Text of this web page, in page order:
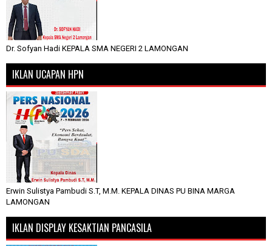
Dr. Sofyan Hadi KEPALA SMA NEGERI 2 LAMONGAN
IKLAN UCAPAN HPN
Erwin Sulistya Pambudi S.T, M.M. KEPALA DINAS PU BINA MARGA
LAMONGAN
IKLAN DISPLAY KESAKTIAN PANCASILA